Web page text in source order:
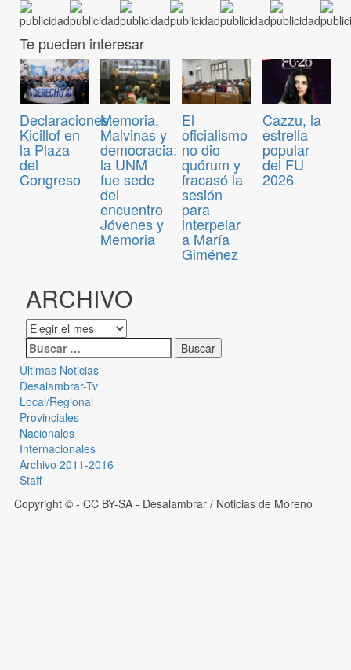
Te pueden interesar
Declaraciones:
Kicillof en
la Plaza
del
Congreso
Memoria,
Malvinas y
democracia:
la UNM
fue sede
del
encuentro
Jóvenes y
Memoria
El
oficialismo
no dio
quórum y
fracasó la
sesión
para
interpelar
a María
Giménez
Cazzu, la
estrella
popular
del FU
2026
ARCHIVO
Últimas Noticias
Desalambrar-Tv
Local/Regional
Provinciales
Nacionales
Internacionales
Archivo 2011-2016
Staff
Copyright © - CC BY-SA - Desalambrar / Noticias de Moreno